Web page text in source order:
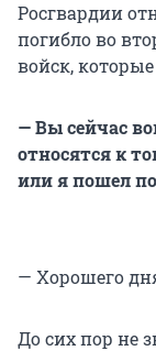
Росгвардии
погибло во
войск,
— Вы сейчас
относятся к
или я пошел
— Хорошего
До сих пор не